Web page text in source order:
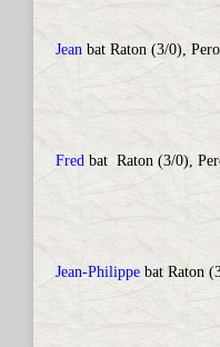
Jean bat Raton (3/0),
Fred bat Raton (3/0),
Jean-Philippe bat Raton